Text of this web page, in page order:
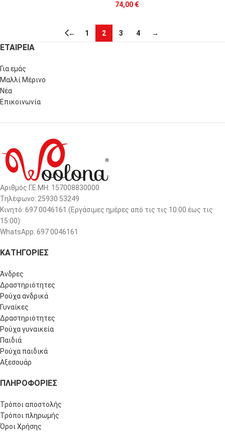
74,00 €
← 1 2 3 4 →
ΕΤΑΙΡΕΙΑ
Για εμάς
Μαλλί Μέρινο
Νέα
Επικοινωνία
Αριθμός Γ.Ε.ΜΗ: 157008830000
Τηλέφωνο: 25930 53249
Κινητό: 697 0046161 (Eργάσιμες ημέρες από τις τις 10:00 έως τις
15:00)
WhatsApp: 697 0046161
ΚΑΤΗΓΟΡΙΕΣ
Άνδρες
Δραστηριότητες
Ρούχα ανδρικά
Γυναίκες
Δραστηριότητες
Ρούχα γυναικεία
Παιδιά
Ρούχα παιδικά
Αξεσουάρ
ΠΛΗΡΟΦΟΡΊΕΣ
Τρόποι αποστολής
Τρόποι πληρωμής
Όροι Χρήσης